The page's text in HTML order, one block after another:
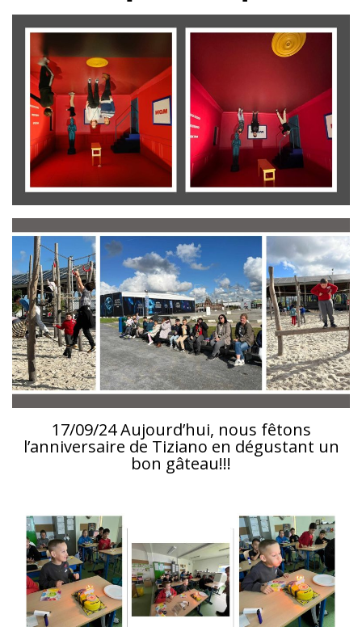
17/09/24 Aujourd’hui, nous fêtons
l’anniversaire de Tiziano en dégustant un
bon gâteau!!!